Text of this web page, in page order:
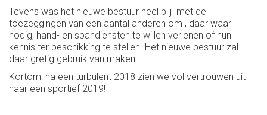
Tevens was het nieuwe bestuur heel blij met de
toezeggingen van een aantal anderen om , daar waar
nodig, hand- en spandiensten te willen verlenen of hun
kennis ter beschikking te stellen. Het nieuwe bestuur zal
daar gretig gebruik van maken.
Kortom: na een turbulent 2018 zien we vol vertrouwen uit
naar een sportief 2019!